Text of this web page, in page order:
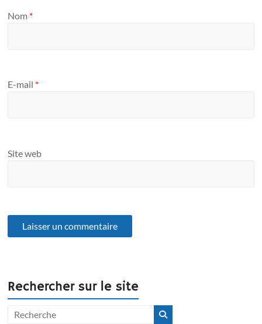
Nom *
E-mail *
Site web
Rechercher sur le site